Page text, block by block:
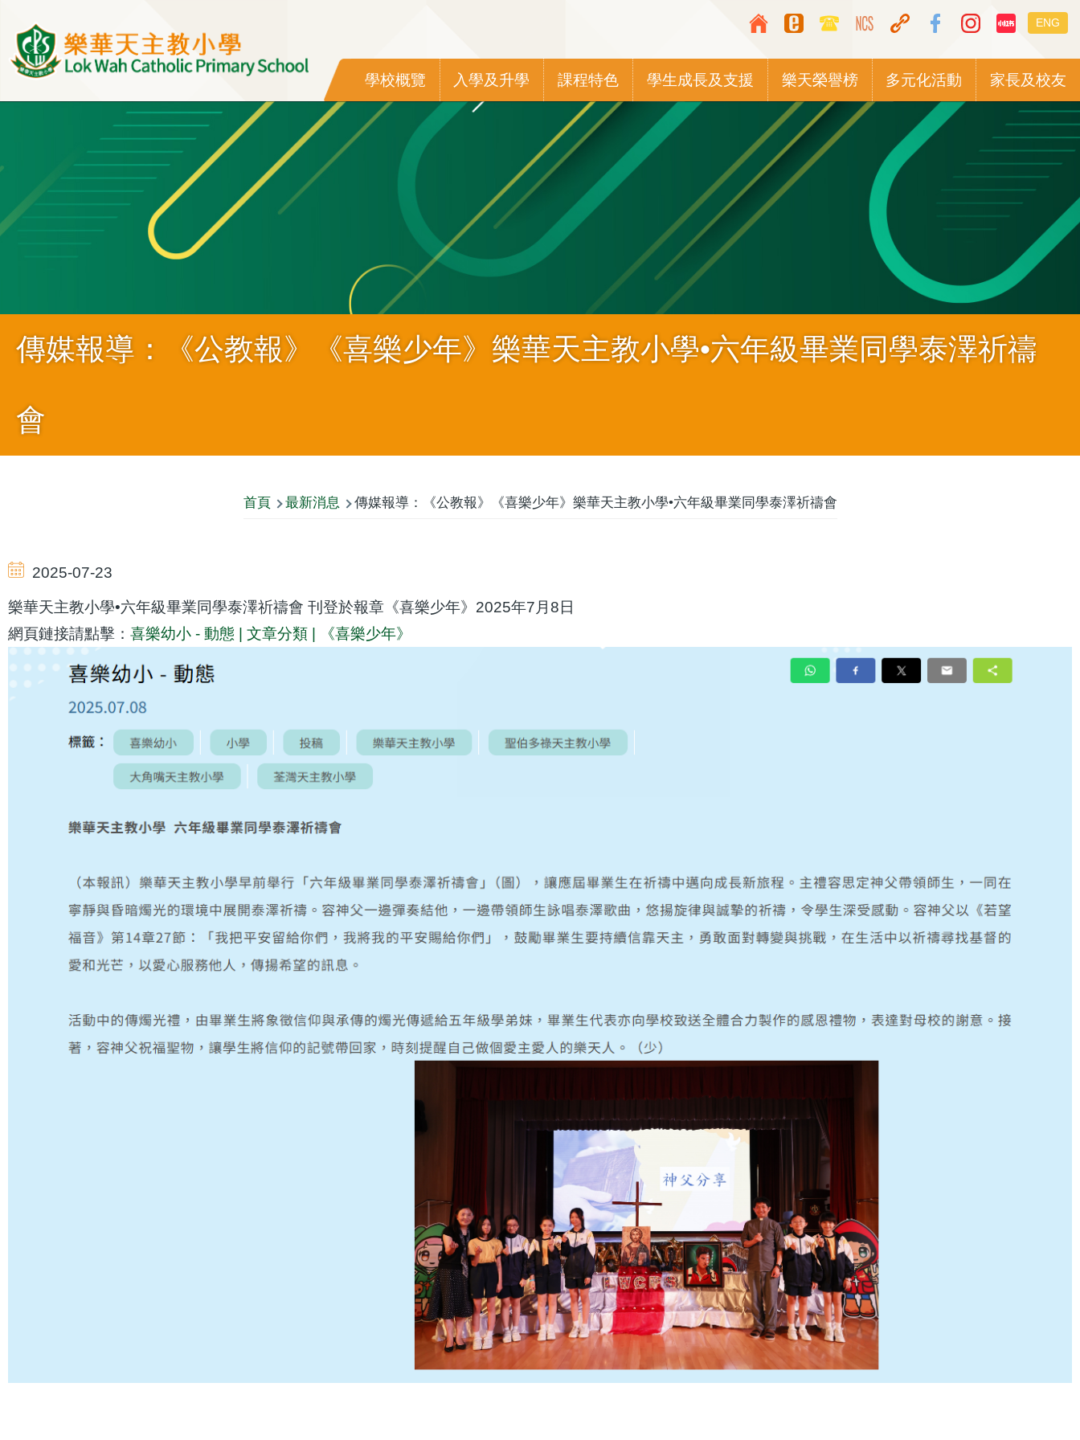
Top
Media
Icon
Button
switcher
ENG
Main
navigation
學校概覽 入學及升學 課程特色 學生成長及支援 樂天榮譽榜 多元化活動 家長及校友
傳媒報導：《公教報》《喜樂少年》樂華天主教小學•六年級畢業同學泰澤祈禱
會
航
連
首頁 最新消息 傳媒報導：《公教報》《喜樂少年》樂華天主教小學•六年級畢業同學泰澤祈禱會
2025-07-23
樂華天主教小學•六年級畢業同學泰澤祈禱會 刊登於報章《喜樂少年》2025年7月8日
網頁鏈接請點擊： 喜樂幼小 - 動態 | 文章分類 | 《喜樂少年》